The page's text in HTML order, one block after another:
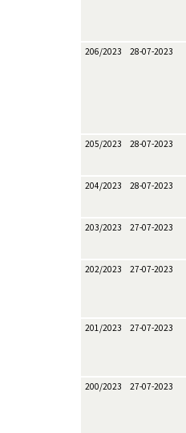
206/2023 28-07-2023
205/2023 28-07-2023
204/2023 28-07-2023
203/2023 27-07-2023
202/2023 27-07-2023
201/2023 27-07-2023
200/2023 27-07-2023